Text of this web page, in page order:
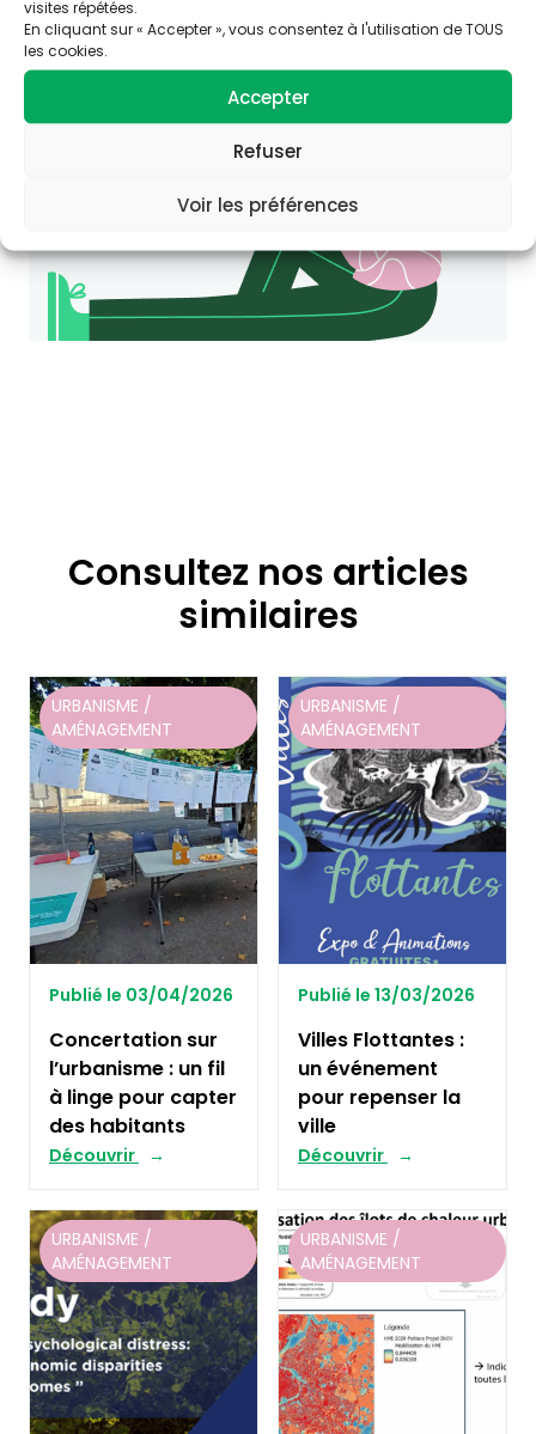
visites répétées.
En cliquant sur « Accepter », vous consentez à l'utilisation de TOUS
les cookies.
Accepter
Refuser
Voir les préférences
pour agir en Éducation et promotion de la
Santé-Environnement.
Consultez nos articles
similaires
URBANISME /
AMÉNAGEMENT
Publié le 03/04/2026
Concertation sur
l’urbanisme : un fil
à linge pour capter
des habitants
Découvrir
URBANISME /
AMÉNAGEMENT
Publié le 13/03/2026
Villes Flottantes :
un événement
pour repenser la
ville
Découvrir
URBANISME /
AMÉNAGEMENT
URBANISME /
AMÉNAGEMENT